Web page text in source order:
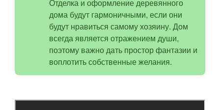
Отделка и оформление деревянного
дома будут гармоничными, если они
будут нравиться самому хозяину. Дом
всегда является отражением души,
поэтому важно дать простор фантазии и
воплотить собственные желания.